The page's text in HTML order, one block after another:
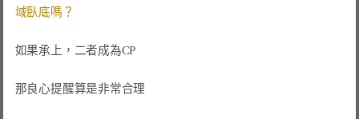
如果承上，二者成為CP
那良心提醒算是非常合理